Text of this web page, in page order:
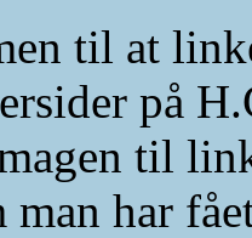
til at
på
til
har